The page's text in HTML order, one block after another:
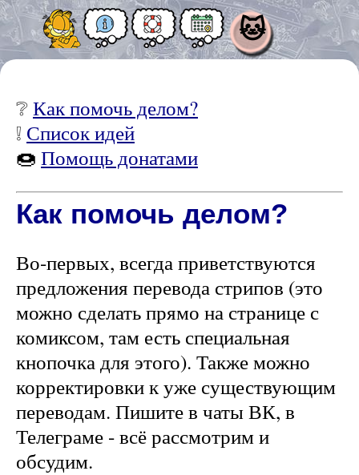
🐱
❔Как помочь делом?
❕ Список идей
🍩 Помощь донатами
Как помочь делом?
Во-первых, всегда приветствуются
предложения перевода стрипов (это
можно сделать прямо на странице с
комиксом, там есть специальная
кнопочка для этого). Также можно
корректировки к уже существующим
переводам. Пишите в чаты ВК, в
Телеграме - всё рассмотрим и
обсудим.